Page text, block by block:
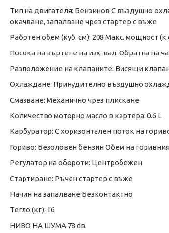
Тип на двигателя: Бензинов С въздушно
окачване, запалване чрез стартер с въже
Работен обем (куб. см): 208 Макс. мощност
Посока на въртене на изх. вал: Обратна на
Разположение на клапаните: Висящи
Охлаждане: Принудително въздушно
Смазване: Механично чрез плискане
Количество моторно масло в картера: 0.6 L
Карбуратор: С хоризонтален поток на
Гориво: Безоловен бензин Обем на
Регулатор на обороти: Центробежен
Стартиране: Ръчен стартер с въже
Начин на запалване:Безконтактно
Тегло (кг): 16
НИВО НА ШУМА 78 dв.